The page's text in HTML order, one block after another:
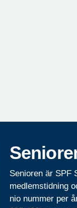
Senioren är SPF
medlemstidning
nio nummer per